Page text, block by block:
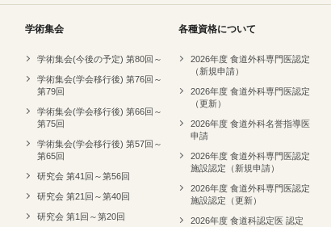
学術集会
学術集会(今後の予定) 第80回～
学術集会(学会移行後) 第76回～
第79回
学術集会(学会移行後) 第66回～
第75回
学術集会(学会移行後) 第57回～
第65回
研究会 第41回～第56回
研究会 第21回～第40回
研究会 第1回～第20回
各種資格について
2026年度 食道外科専門医認定
（新規申請）
2026年度 食道外科専門医認定
（更新）
2026年度 食道外科名誉指導医
申請
2026年度 食道外科専門医認定
施設認定（新規申請）
2026年度 食道外科専門医認定
施設認定（更新）
2026年度 食道科認定医 認定